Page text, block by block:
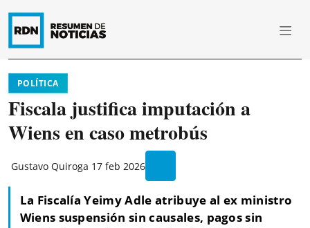
POLÍTICA
Fiscala justifica imputación a
Wiens en caso metrobús
Gustavo Quiroga 17 feb 2026
La Fiscalía Yeimy Adle atribuye al ex ministro
Wiens suspensión sin causales, pagos sin